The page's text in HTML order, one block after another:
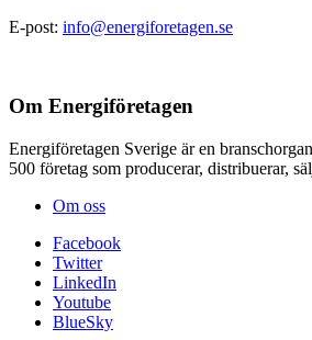
E-post: info@energiforetagen.se
Om Energiföretagen
Energiföretagen Sverige är en
500 företag som producerar, distribuerar,
Om oss
Facebook
Twitter
LinkedIn
Youtube
BlueSky